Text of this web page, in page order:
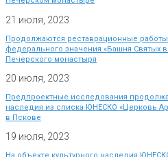
21 июля, 2023
Продолжаются реставрационные работы
федерального значения «Башня Святых
Печерского монастыря
20 июля, 2023
Предпроектные исследования
наследия из списка ЮНЕСКО «Церковь
в Пскове
19 июля, 2023